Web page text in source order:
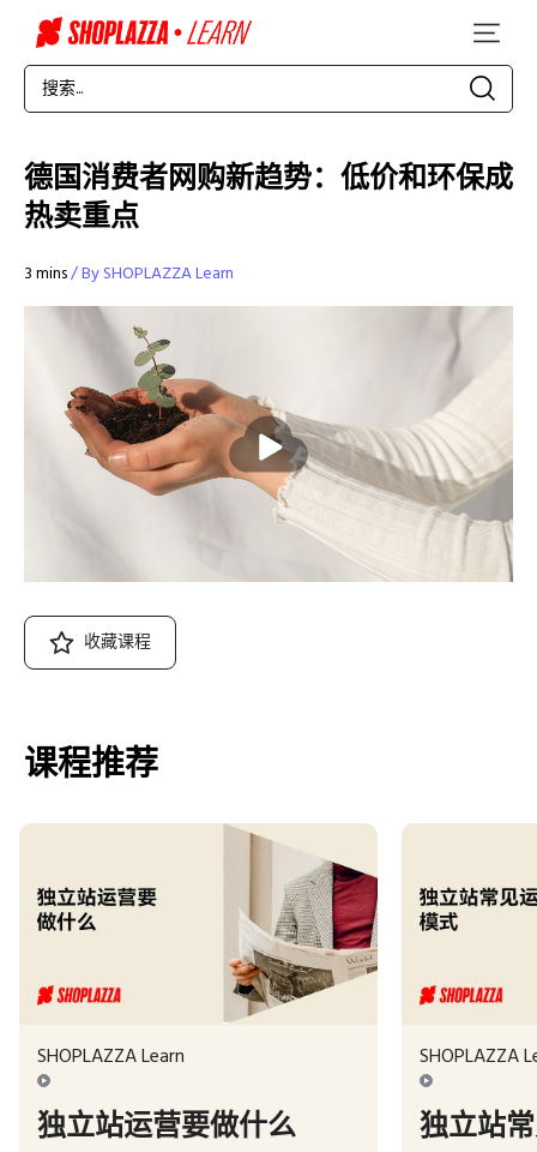
德国消费者网购新趋势：低价和环保成
热卖重点
3 mins/ By SHOPLAZZA Learn
播
放
收藏课程
课程推荐
SHOPLAZZA Learn
独立站运营要做什么
SHOPLAZZA
独立站